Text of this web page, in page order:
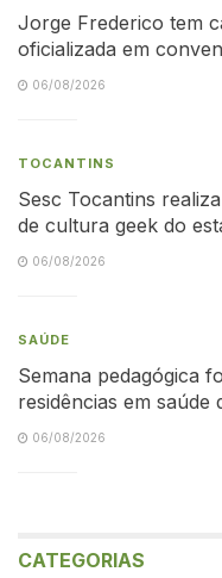
Jorge Frederico tem
oficializada em
06/08/2026
TOCANTINS
Sesc Tocantins
de cultura geek do
06/08/2026
SAÚDE
Semana pedagógica
residências em saúde
06/08/2026
CATEGORIAS